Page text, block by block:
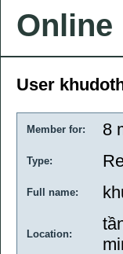
Online
User
Member for: 8
Type:
Full name:
Location: